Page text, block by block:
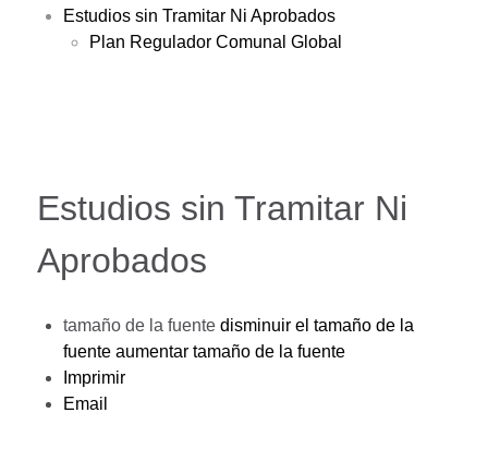
Estudios sin Tramitar Ni Aprobados
Plan Regulador Comunal Global
Estudios sin Tramitar Ni
Aprobados
tamaño de la fuente disminuir el tamaño de la
fuente aumentar tamaño de la fuente
Imprimir
Email